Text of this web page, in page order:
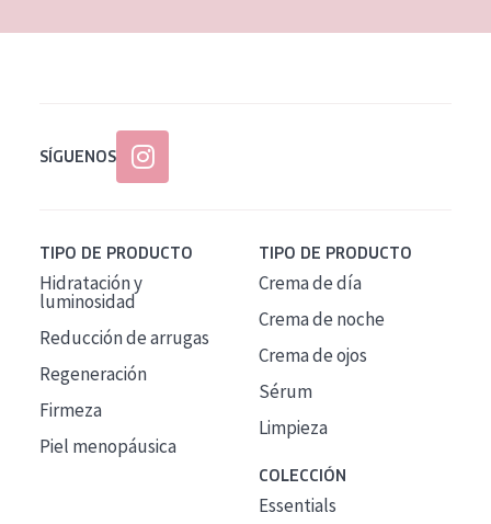
SÍGUENOS
TIPO DE PRODUCTO
Hidratación y
luminosidad
Reducción de arrugas
Regeneración
Firmeza
Piel menopáusica
TIPO DE PRODUCTO
Crema de día
Crema de noche
Crema de ojos
Sérum
Limpieza
COLECCIÓN
Essentials